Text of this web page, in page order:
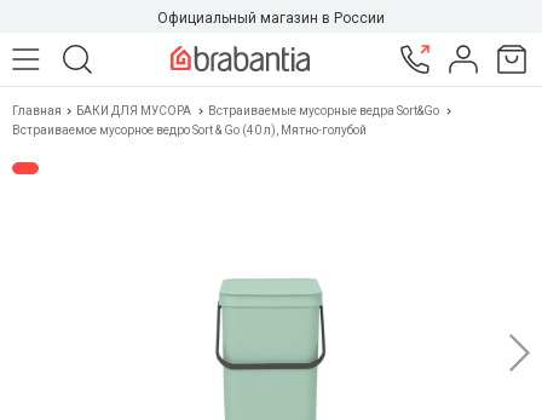
Официальный магазин в России
Главная БАКИ ДЛЯ МУСОРА
Встраиваемые мусорные ведра Sort&Go
Встраиваемое мусорное ведро Sort & Go (40 л), Мятно-голубой